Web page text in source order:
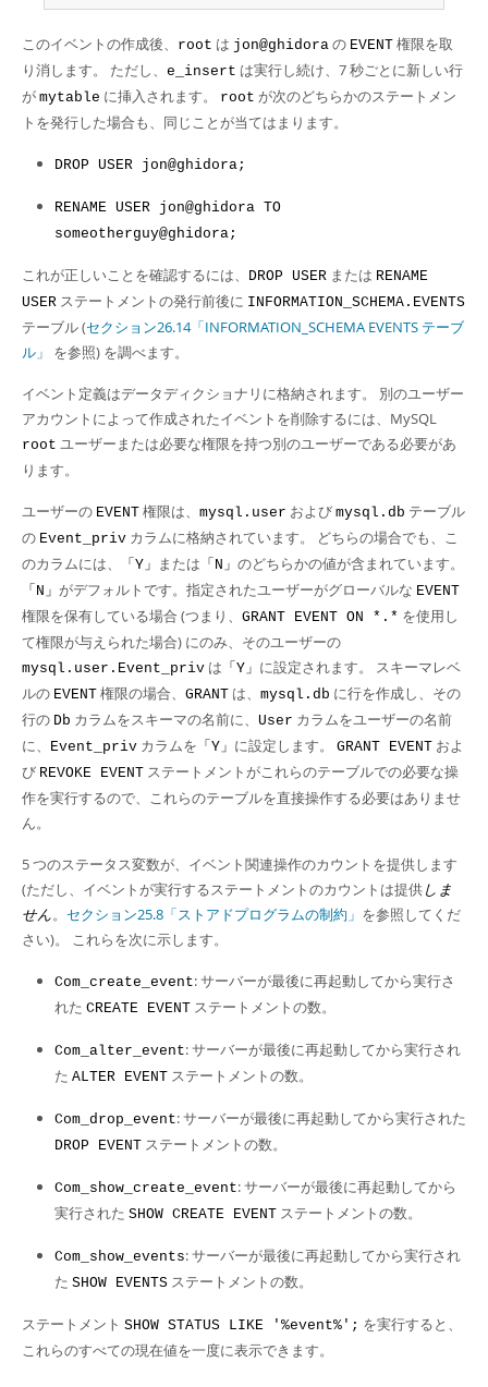
このイベントの作成後、 root は jon@ghidora の EVENT 権限を取
り消します。 ただし、 e_insert は実行し続け、7 秒ごとに新しい行
が mytable に挿入されます。 root が次のどちらかのステートメン
トを発行した場合も、同じことが当てはまります。
DROP USER jon@ghidora;
RENAME USER jon@ghidora TO
someotherguy@ghidora;
これが正しいことを確認するには、 DROP USER または RENAME
USER ステートメントの発行前後に INFORMATION_SCHEMA.EVENTS
テーブル (セクション26.14「INFORMATION_SCHEMA EVENTS テーブ
ル」
を参照) を調べます。
イベント定義はデータディクショナリに格納されます。 別のユーザー
アカウントによって作成されたイベントを削除するには、MySQL
root ユーザーまたは必要な権限を持つ別のユーザーである必要があ
ります。
ユーザーの EVENT 権限は、 mysql.user および mysql.db テーブル
の Event_priv カラムに格納されています。 どちらの場合でも、こ
のカラムには、
「Y」 または 「N」 のどちらかの値が含まれています。
「N」 がデフォルトです。指定されたユーザーがグローバルな EVENT
権限を保有している場合 (つまり、 GRANT EVENT ON *.* を使用し
て権限が与えられた場合) にのみ、そのユーザーの
mysql.user.Event_priv は 「Y」 に設定されます。 スキーマレベ
ルの EVENT 権限の場合、 GRANT は、 mysql.db に行を作成し、その
行の Db カラムをスキーマの名前に、 User カラムをユーザーの名前
に、
Event_priv カラムを 「Y」 に設定します。 GRANT EVENT およ
び REVOKE EVENT ステートメントがこれらのテーブルでの必要な操
作を実行するので、これらのテーブルを直接操作する必要はありませ
ん。
5 つのステータス変数が、イベント関連操作のカウントを提供します
(ただし、イベントが実行するステートメントのカウントは提供しま
せん。 セクション25.8「ストアドプログラムの制約」 を参照してくだ
さい)。 これらを次に示します。
Com_create_event: サーバーが最後に再起動してから実行さ
れた CREATE EVENT ステートメントの数。
Com_alter_event: サーバーが最後に再起動してから実行され
た ALTER EVENT ステートメントの数。
Com_drop_event: サーバーが最後に再起動してから実行された
DROP EVENT ステートメントの数。
Com_show_create_event: サーバーが最後に再起動してから
実行された SHOW CREATE EVENT ステートメントの数。
Com_show_events: サーバーが最後に再起動してから実行され
た SHOW EVENTS ステートメントの数。
ステートメント SHOW STATUS LIKE '%event%'; を実行すると、
これらのすべての現在値を一度に表示できます。